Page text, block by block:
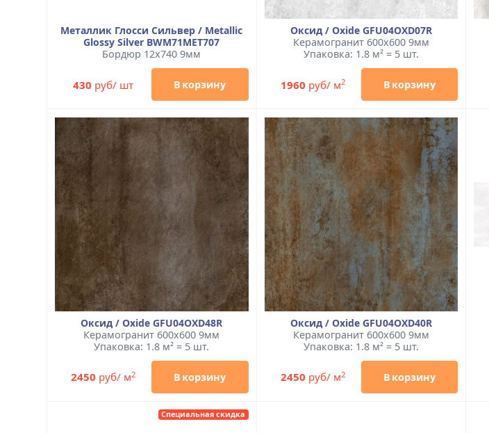
Металлик Глосси Сильвер / Metallic
Glossy Silver BWM71MET707
Бордюр 12x740 9мм
430 руб/ шт В корзину
Оксид / Oxide GFU04OXD07R
Керамогранит 600x600 9мм
Упаковка: 1.8 м² = 5 шт.
1960 руб/ м2 В корзину
Оксид / Oxide GFU04OXD48R
Керамогранит 600x600 9мм
Упаковка: 1.8 м² = 5 шт.
2450 руб/ м2 В корзину
Оксид / Oxide GFU04OXD40R
Керамогранит 600x600 9мм
Упаковка: 1.8 м² = 5 шт.
2450 руб/ м2 В корзину
Специальная скидка